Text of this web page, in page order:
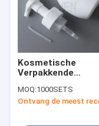
Kosmetische
Verpakkende
voor Vloeibare de
Zeepautomaat
MOQ:1000SETS
Ontvang de meest